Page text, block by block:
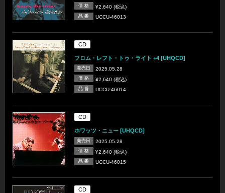
価 格 ¥2,640 (税込)
品 番 UCCU-46013
CD
フロム・レフト・トゥ・ライト +4 [UHQCD]
発売日 2025.05.28
価 格 ¥2,640 (税込)
品 番 UCCU-46014
CD
ホワッツ・ニュー [UHQCD]
発売日 2025.05.28
価 格 ¥2,640 (税込)
品 番 UCCU-46015
CD